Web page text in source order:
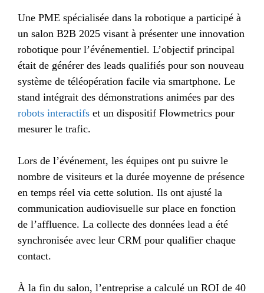
Une PME spécialisée dans la robotique a participé à
un salon B2B 2025 visant à présenter une innovation
robotique pour l’événementiel. L’objectif principal
était de générer des leads qualifiés pour son nouveau
système de téléopération facile via smartphone. Le
stand intégrait des démonstrations animées par des
robots interactifs et un dispositif Flowmetrics pour
mesurer le trafic.
Lors de l’événement, les équipes ont pu suivre le
nombre de visiteurs et la durée moyenne de présence
en temps réel via cette solution. Ils ont ajusté la
communication audiovisuelle sur place en fonction
de l’affluence. La collecte des données lead a été
synchronisée avec leur CRM pour qualifier chaque
contact.
À la fin du salon, l’entreprise a calculé un ROI de 40